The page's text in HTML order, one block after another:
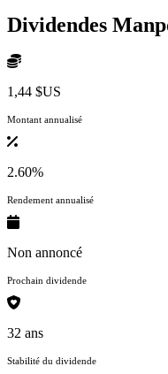
Dividendes
1,44 $US
Montant annualisé
2.60%
Rendement annualisé
Non annoncé
Prochain dividende
32 ans
Stabilité du dividende